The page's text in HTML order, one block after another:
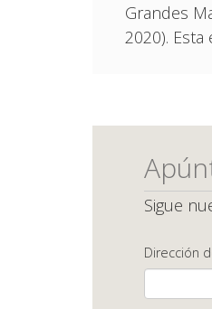
Grandes
2020).
Sigue
Dirección